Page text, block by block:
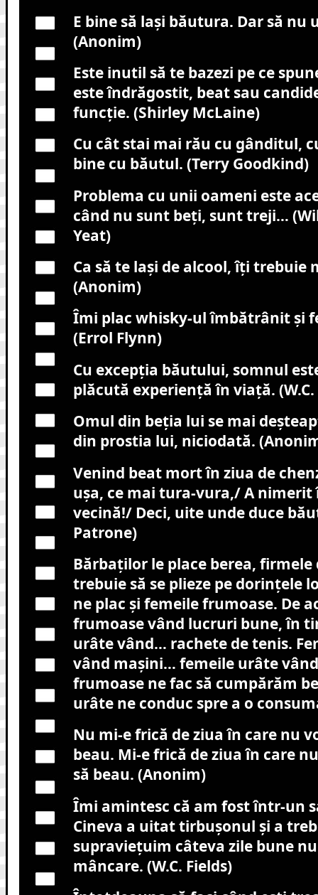
E bine să laşi băutura. Dar să nu
(Anonim)
Este inutil să te bazezi pe ce
este îndrăgostit, beat sau
funcţie. (Shirley McLaine)
Cu cât stai mai rău cu gânditul,
bine cu băutul. (Terry Goodkind)
Problema cu unii oameni este
când nu sunt beţi, sunt treji…
Yeat)
Ca să te laşi de alcool, îţi trebuie
(Anonim)
Îmi plac whisky-ul îmbătrânit şi
(Errol Flynn)
Cu excepţia băutului, somnul
plăcută experienţă în viaţă. (W.C.
Omul din beţia lui se mai
din prostia lui, niciodată.
Venind beat mort în ziua de
uşa, ce mai tura-vura,/ A nimerit
vecină!/ Deci, uite unde duce
Patrone)
Bărbaţilor le place berea,
trebuie să se plieze pe dorinţele
ne plac şi femeile frumoase. De
frumoase vând lucruri bune, în
urâte vând… rachete de tenis.
vând maşini… femeile urâte
frumoase ne fac să cumpărăm
urâte ne conduc spre a o
Nu mi-e frică de ziua în care nu
beau. Mi-e frică de ziua în care
să beau. (Anonim)
Îmi amintesc că am fost într-un
Cineva a uitat tirbuşonul şi a
supravieţuim câteva zile bune
mâncare. (W.C. Fields)